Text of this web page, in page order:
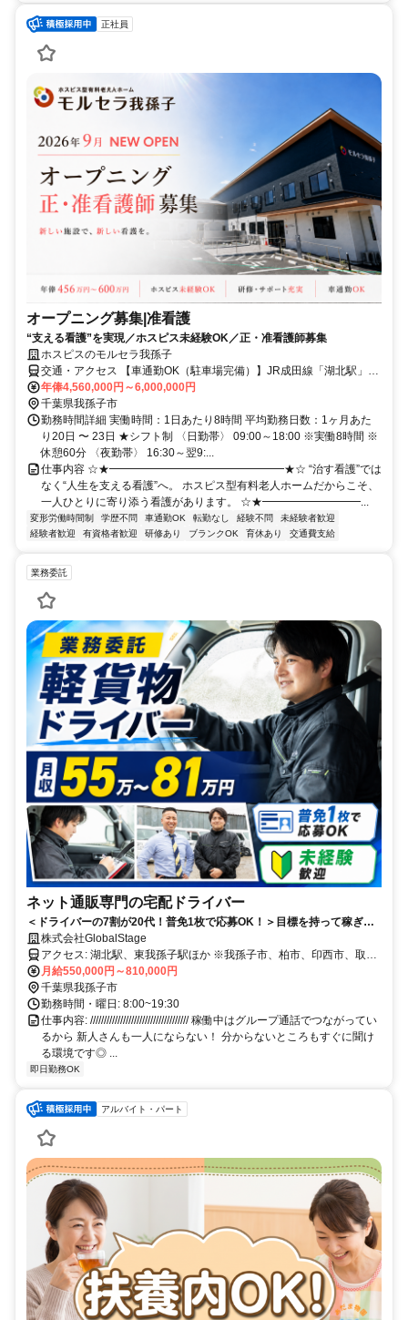
正社員
オープニング募集|准看護
“支える看護”を実現／ホスピス未経験OK／正・准看護師募集
ホスピスのモルセラ我孫子
交通・アクセス 【車通勤OK（駐車場完備）】JR成田線「湖北駅」北
口徒歩13分、国道356号線沿い（セブンイレブン我孫子中里店の横）
年俸4,560,000円～6,000,000円
千葉県我孫子市
勤務時間詳細 実働時間：1日あたり8時間 平均勤務日数：1ヶ月あた
り20日 〜 23日 ★シフト制 〈日勤帯〉 09:00～18:00 ※実働8時間 ※
休憩60分 〈夜勤帯〉 16:30～翌9:...
仕事内容 ☆★━━━━━━━━━━━━━━━━★☆ “治す看護”では
なく“人生を支える看護”へ。 ホスピス型有料老人ホームだからこそ、
一人ひとりに寄り添う看護があります。 ☆★━━━━━━━━━...
変形労働時間制 学歴不問 車通勤OK 転勤なし 経験不問
未経験者歓迎
経験者歓迎
有資格者歓迎 研修あり ブランクOK 育休あり 交通費支給
業務委託
ネット通販専門の宅配ドライバー
＜ドライバーの7割が20代！普免1枚で応募OK！＞目標を持って稼ぎた
い方大歓迎！車両リースあり／助け合いの風土がある会社◎
株式会社GlobalStage
アクセス: 湖北駅、東我孫子駅ほか ※我孫子市、柏市、印西市、取手
市などの近隣エリアから通勤しているスタッフや、ご自宅近くで稼働
しているドライバーも多数活躍中！ ※直行直帰も相談OK！
月給550,000円～810,000円
千葉県我孫子市
勤務時間・曜日: 8:00~19:30
仕事内容: //////////////////////////////////// 稼働中はグループ通話でつながってい
るから 新人さんも一人にならない！ 分からないところもすぐに聞け
る環境です◎ ...
即日勤務OK
アルバイト・パート